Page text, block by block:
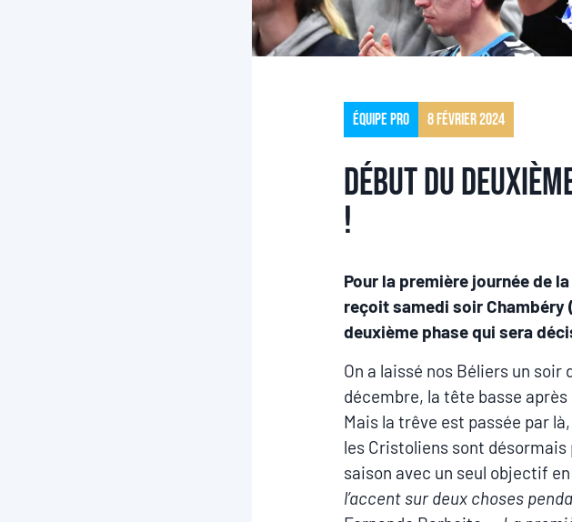
Équipe pro 8 février 2024
Début du
!
Pour la première journée de
reçoit samedi soir Chambéry
deuxième phase qui sera
On a laissé nos Béliers un
décembre, la tête basse
Mais la trêve est passée par
les Cristoliens sont
saison avec un seul objectif
l’accent sur deux choses